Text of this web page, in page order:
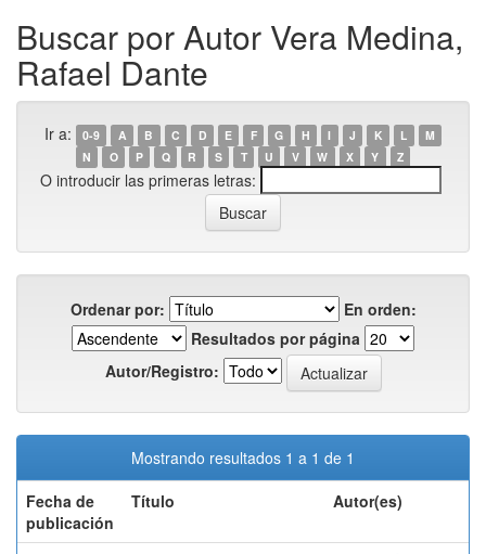
Buscar por Autor Vera Medina,
Rafael Dante
Ir a: 0-9 A B C D E F G H I J K L
M
N
O P Q R S T U V W X Y Z
O introducir las primeras letras:
Ordenar por:
En orden:
Resultados por página
Autor/Registro:
Mostrando resultados 1 a 1 de 1
Fecha de
publicación
Título Autor(es)